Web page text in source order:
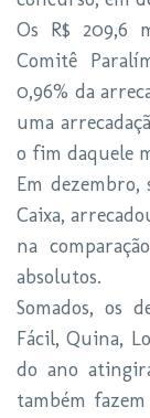
Os R$ 209,6
Comitê
0,96% da
uma
o fim daquele
Em dezembro,
Caixa,
na
absolutos.
Somados, os
Fácil, Quina,
do ano
também